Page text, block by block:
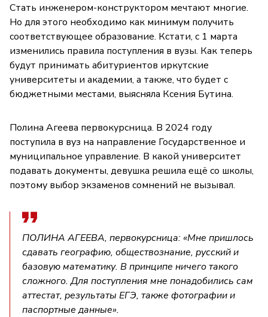
Стать инженером-конструктором мечтают многие.
Но для этого необходимо как минимум получить
соответствующее образование. Кстати, с 1 марта
изменились правила поступления в вузы. Как теперь
будут принимать абитуриентов иркутские
университеты и академии, а также, что будет с
бюджетными местами, выясняла Ксения Бутина.
Полина Агеева первокурсница. В 2024 году
поступила в вуз на направление Государственное и
муниципальное управление. В какой университет
подавать документы, девушка решила ещё со школы,
поэтому выбор экзаменов сомнений не вызывал.
ПОЛИНА АГЕЕВА, первокурсница: «Мне пришлось
сдавать географию, обществознание, русский и
базовую математику. В принципе ничего такого
сложного. Для поступления мне понадобились сам
аттестат, результаты ЕГЭ, также фотографии и
паспортные данные».